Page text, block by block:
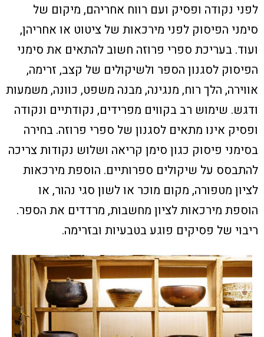
לפני נקודה ופסיק ועם רווח אחריהם, מיקום של
סימני הפיסוק לפני מירכאות של ציטוט או אחריהן,
ועוד. בעריכת ספרי פרוזה חשוב להתאים את סימני
הפיסוק לסגנון הספר ולשיקולים של קצב, זרימה,
אווירה, הלך רוח, מנגינה, מבנה משפט, כוונה, משמעות
ודגש. שימוש רב בקווים מפרידים, נקודתיים ונקודה
ופסיק אינו מתאים לסגנון של ספרי פרוזה. בחירה
בסימני פיסוק כגון סימן קריאה ושלוש נקודות צריכה
להתבסס על שיקולים ספרותיים. הוספת מירכאות
לציון מטפורה, מקום מוכר או לשון סגי נהור, או
הוספת מירכאות לציון מחשבות, מרדדים את הספר.
ריבוי של פסיקים פוגע בטבעיות ובזרימה.